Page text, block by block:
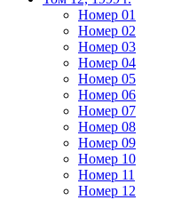
Номер 01
Номер 02
Номер 03
Номер 04
Номер 05
Номер 06
Номер 07
Номер 08
Номер 09
Номер 10
Номер 11
Номер 12